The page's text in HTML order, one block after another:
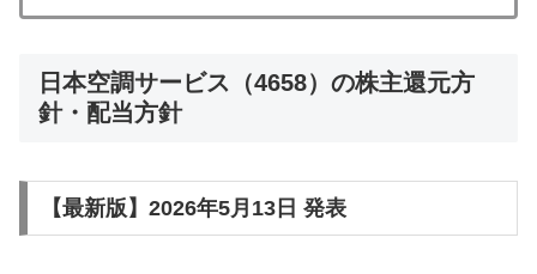
日本空調サービス（4658）の株主還元方
針・配当方針
【最新版】2026年5月13日 発表